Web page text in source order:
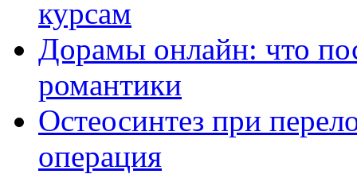
курсам
Дорамы онлайн: что
романтики
Остеосинтез при
операция